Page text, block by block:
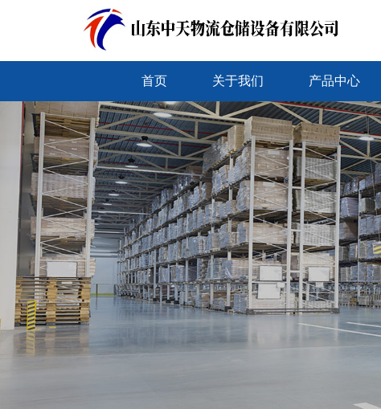
首页 关于我们 产品中心